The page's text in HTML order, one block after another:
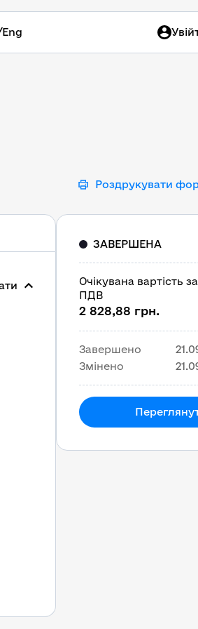
Eng
Роздрукувати
ЗАВЕРШЕНА
Очікувана вартість
ПДВ
2 828,88 грн.
Завершено
Змінено